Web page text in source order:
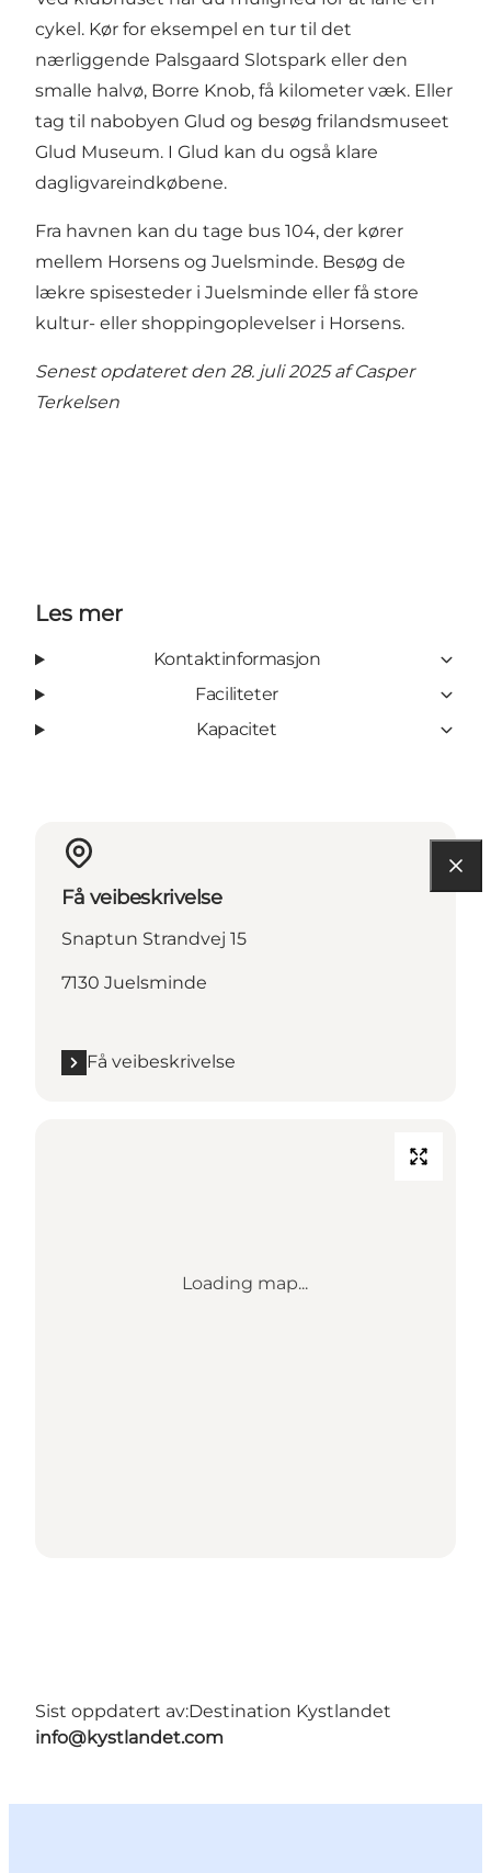
cykel. Kør for eksempel en tur til det
nærliggende Palsgaard Slotspark eller den
smalle halvø, Borre Knob, få kilometer væk. Eller
tag til nabobyen Glud og besøg frilandsmuseet
Glud Museum. I Glud kan du også klare
dagligvareindkøbene.
Fra havnen kan du tage bus 104, der kører
mellem Horsens og Juelsminde. Besøg de
lækre spisesteder i Juelsminde eller få store
kultur- eller shoppingoplevelser i Horsens.
Senest opdateret den 28. juli 2025 afCasper
Terkelsen
Les mer
Kontaktinformasjon
Faciliteter
Kapacitet
Få veibeskrivelse
Snaptun Strandvej 15
7130 Juelsminde
Få veibeskrivelse
Loading map...
Sist oppdatert av:Destination Kystlandet
info@kystlandet.com